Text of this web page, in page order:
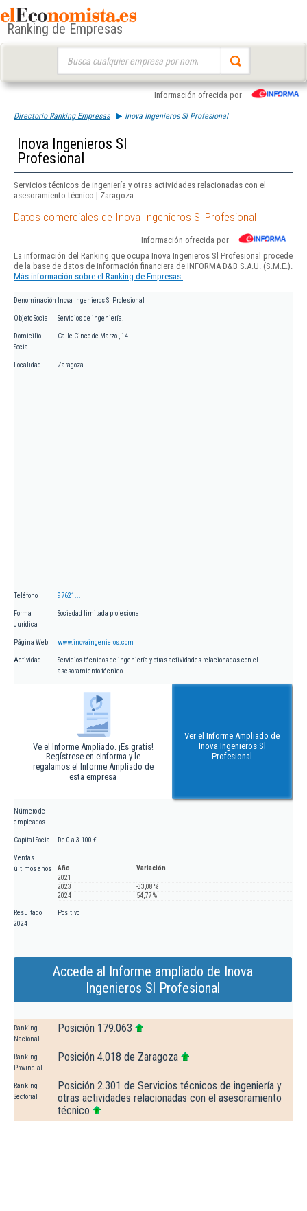
Ranking de Empresas
Información ofrecida por
Directorio Ranking Empresas Inova Ingenieros Sl Profesional
Inova Ingenieros Sl
Profesional
Servicios técnicos de ingeniería y otras actividades relacionadas con el
asesoramiento técnico | Zaragoza
Datos comerciales de Inova Ingenieros Sl Profesional
Información ofrecida por
La información del Ranking que ocupa Inova Ingenieros Sl Profesional procede
de la base de datos de información financiera de INFORMA D&B S.A.U. (S.M.E.).
Más información sobre el Ranking de Empresas.
Denominación Inova Ingenieros Sl Profesional
Objeto Social Servicios de ingeniería.
Domicilio
Social
Calle Cinco de Marzo , 14
Localidad Zaragoza
Teléfono 97621...
Forma
Jurídica
Sociedad limitada profesional
Página Web www.inovaingenieros.com
Actividad
Servicios técnicos de ingeniería y otras actividades relacionadas con el
asesoramiento técnico
Ve el Informe Ampliado. ¡Es gratis!
Regístrese en eInforma y le
regalamos el Informe Ampliado de
esta empresa
Ver el Informe Ampliado de
Inova Ingenieros Sl
Profesional
Número de
empleados
Capital Social De 0 a 3.100 €
Ventas
últimos años
Año
Variación
2021
2023
-33,08 %
2024
54,77 %
Resultado
2024
Positivo
Accede al Informe ampliado de Inova
Ingenieros Sl Profesional
Ranking
Nacional
Posición 179.063
Ranking
Provincial
Posición 4.018 de Zaragoza
Ranking
Sectorial
Posición 2.301 de Servicios técnicos de ingeniería y
otras actividades relacionadas con el asesoramiento
técnico